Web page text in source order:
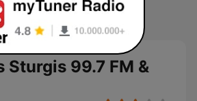
Sturgis 99.7 FM &